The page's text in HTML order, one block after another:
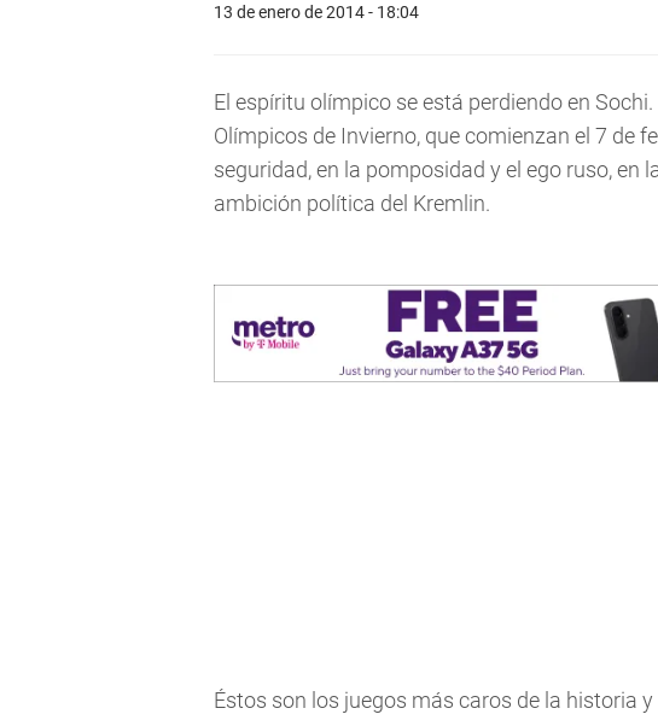
13 de enero de 2014 - 18:04
El espíritu olímpico se está perdiendo en
Olímpicos de Invierno, que comienzan el 7 de
seguridad, en la pomposidad y el ego ruso, en
ambición política del Kremlin.
Éstos son los juegos más caros de la historia